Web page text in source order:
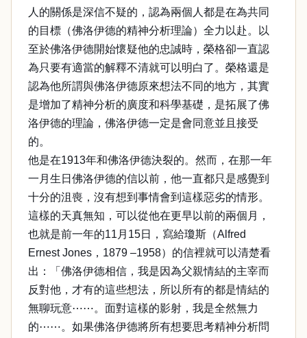
人的關係是深信不疑的，認為兩個人都是在為共同
的目標（佛洛伊德的精神分析理論）全力以赴。以
至於佛洛伊德開始懷疑他的忠誠時，榮格卻一直認
為只要有適當的解釋不清就可以明白了。榮格還是
認為他所謂與佛洛伊德原來想法不同的地方，其實
是增加了精神分析的廣度和科學基礎，是拓展了佛
洛伊德的理論，佛洛伊德一定是會同意並且接受
的。
他是在1913年和佛洛伊德決裂的。然而，在那一年
一月生日佛洛伊德的信以前，他一直都只是感覺到
十分的沮喪，沒有想到事情會到這樣惡劣的情形。
這樣的天真無知，可以從他在更早以前的兩個月，
也就是前一年的11月15日，寫給瓊斯（Alfred
Ernest Jones，1879 –1958）的信裡就可以清楚看
出：「佛洛伊德相信，我是因為父親情結的主宰而
反對他，才有的這些想法，所以所有的都是情結的
無聊玩意⋯⋯。面對這樣的影射，我是全然無力
的⋯⋯。如果佛洛伊德將所有想要思考精神分析問